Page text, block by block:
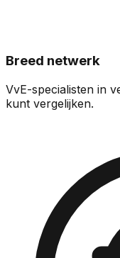
Breed netwerk
VvE-specialisten in
kunt vergelijken.